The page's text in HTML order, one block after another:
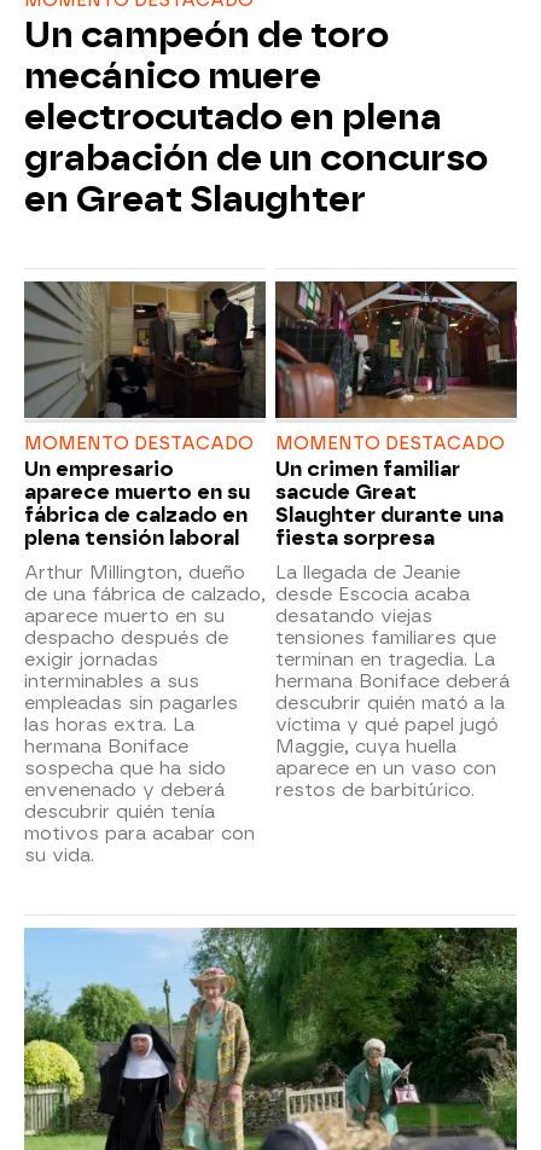
Un campeón de toro
mecánico muere
electrocutado en plena
grabación de un concurso
en Great Slaughter
MOMENTO DESTACADO
Un empresario
aparece muerto en su
fábrica de calzado en
plena tensión laboral
Arthur Millington, dueño
de una fábrica de calzado,
aparece muerto en su
despacho después de
exigir jornadas
interminables a sus
empleadas sin pagarles
las horas extra. La
hermana Boniface
sospecha que ha sido
envenenado y deberá
descubrir quién tenía
motivos para acabar con
su vida.
MOMENTO DESTACADO
Un crimen familiar
sacude Great
Slaughter durante una
fiesta sorpresa
La llegada de Jeanie
desde Escocia acaba
desatando viejas
tensiones familiares que
terminan en tragedia. La
hermana Boniface deberá
descubrir quién mató a la
víctima y qué papel jugó
Maggie, cuya huella
aparece en un vaso con
restos de barbitúrico.